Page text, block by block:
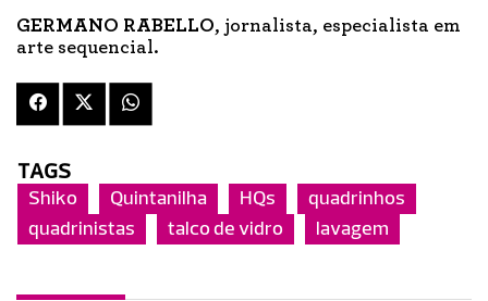
GERMANO RABELLO, jornalista, especialista em
arte sequencial.
TAGS
Shiko Quintanilha HQs
quadrinhos
quadrinistas
talco de vidro lavagem